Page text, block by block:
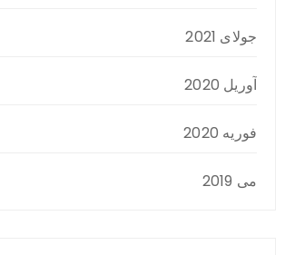
جولای 2021
آوریل 2020
فوریه 2020
می 2019